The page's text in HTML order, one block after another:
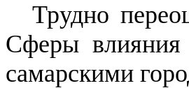
Трудно
Сферы
самарскими